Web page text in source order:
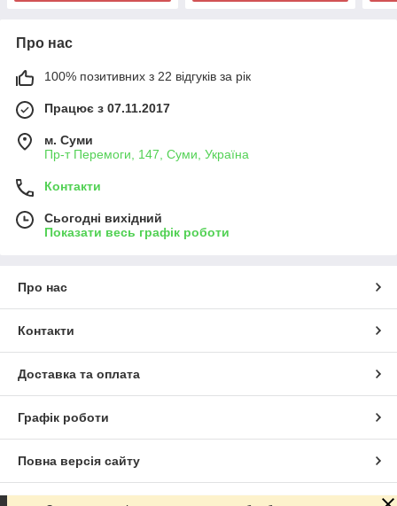
Про нас
100% позитивних з 22 відгуків за рік
Працює з 07.11.2017
м. Суми
Пр-т Перемоги, 147, Суми, Україна
Контакти
Сьогодні вихідний
Показати весь графік роботи
Про нас
Контакти
Доставка та оплата
Графік роботи
Повна версія сайту